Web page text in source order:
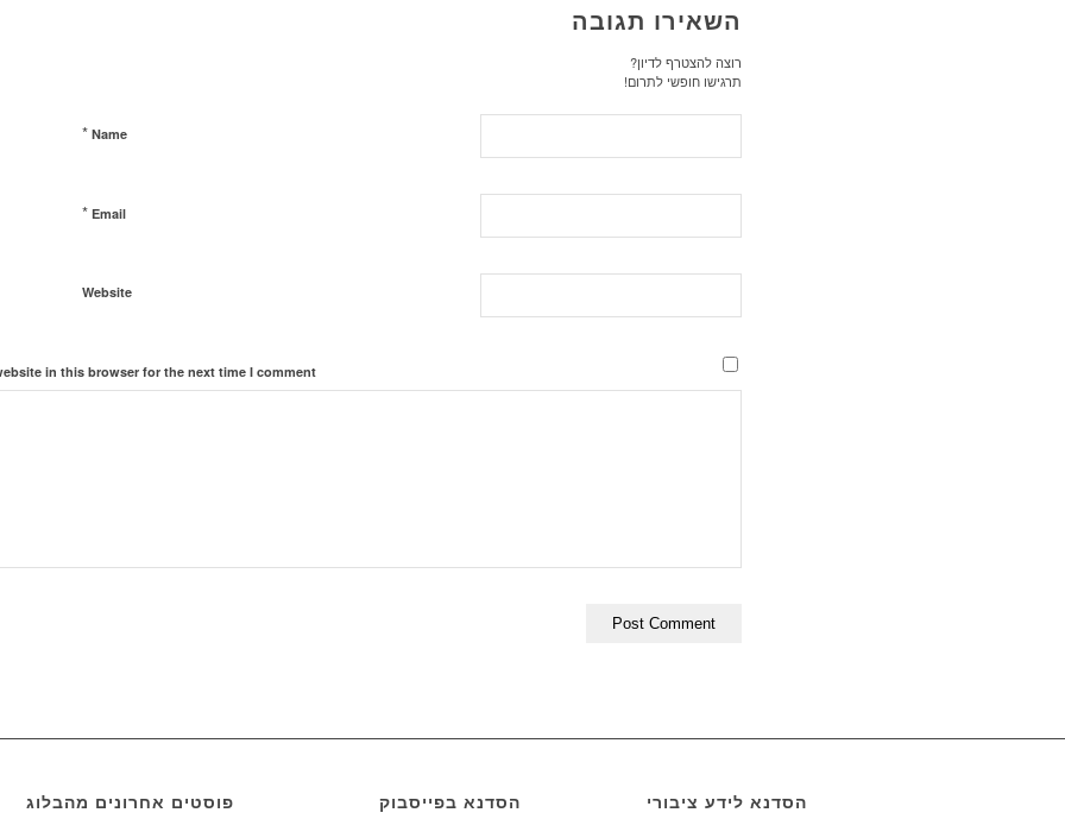
השאירו תגובה
רוצה להצטרף לדיון?
תרגישו חופשי לתרום!
Name
*
Email
*
Website
in this browser for the next time I comment.
פוסטים אחרונים מהבלוג הסדנא בפייסבוק הסדנא לידע ציבורי